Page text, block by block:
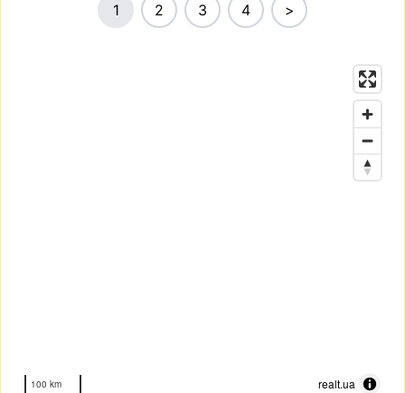
1 2 3 4 >
100 km realt.ua